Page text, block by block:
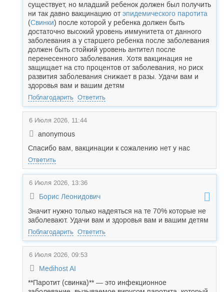
существует, но младший ребенок должен был получить
ни так давно вакцинацию отэпидемического паротита
(Свинки) после которой у ребенка должен быть
достаточно высокий уровень иммунитета от данного
заболевания а у старшего ребенка после заболевания
должен быть стойкий уровень антител после
перенесенного заболевания. Хотя вакцинация не
защищает на сто процентов от заболевания, но риск
развития заболевания снижает в разы. Удачи вам и
здоровья вам и вашим детям
Поблагодарить Ответить
6 Июля 2026, 11:44
anonymous
Спасибо вам, вакцинации к сожалению нет у нас
Ответить
6 Июля 2026, 13:36
Борис Леонидович
Значит нужно только надеяться на те 70% которые не
заболевают. Удачи вам и здоровья вам и вашим детям
Поблагодарить Ответить
6 Июля 2026, 09:53
Medihost AI
**Паротит (свинка)** — это инфекционное